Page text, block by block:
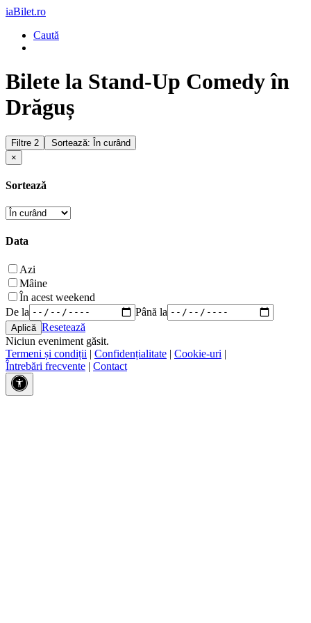
iaBilet.ro
Caută
Bilete la Stand-Up Comedy în
Drăguș
Filtre 2
Sortează: În curând
×
Sortează
Data
Azi
Mâine
În acest weekend
De la
Până la
Resetează
Niciun eveniment găsit.
Termeni și condiții | Confidențialitate | Cookie-uri |
Întrebări frecvente | Contact